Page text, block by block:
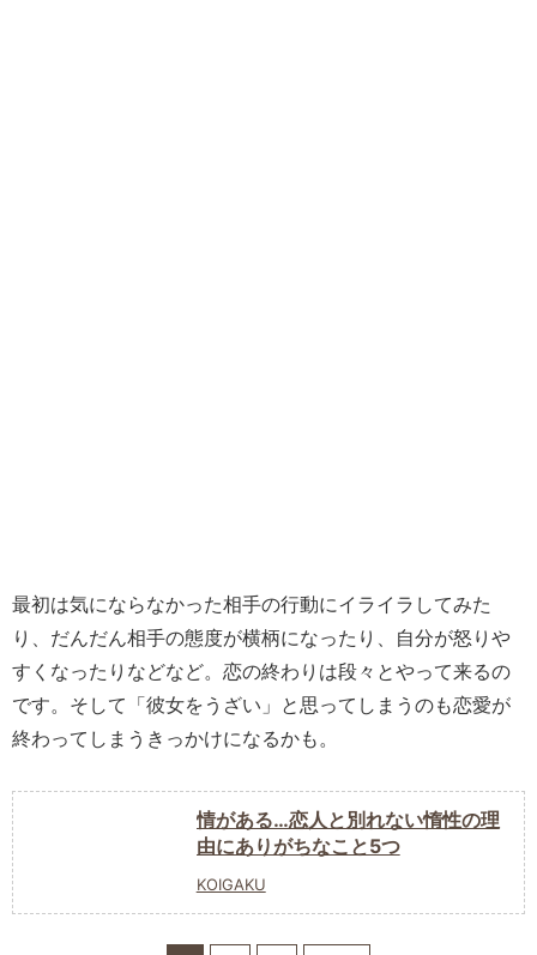
最初は気にならなかった相手の行動にイライラしてみた
り、だんだん相手の態度が横柄になったり、自分が怒りや
すくなったりなどなど。恋の終わりは段々とやって来るの
です。そして「彼女をうざい」と思ってしまうのも恋愛が
終わってしまうきっかけになるかも。
情がある…恋人と別れない惰性の理
由にありがちなこと5つ
KOIGAKU